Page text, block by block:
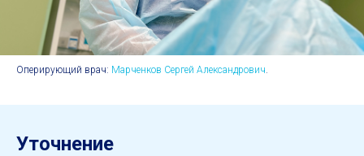
Оперирующий врач: Марченков Сергей Александрович
Уточнение